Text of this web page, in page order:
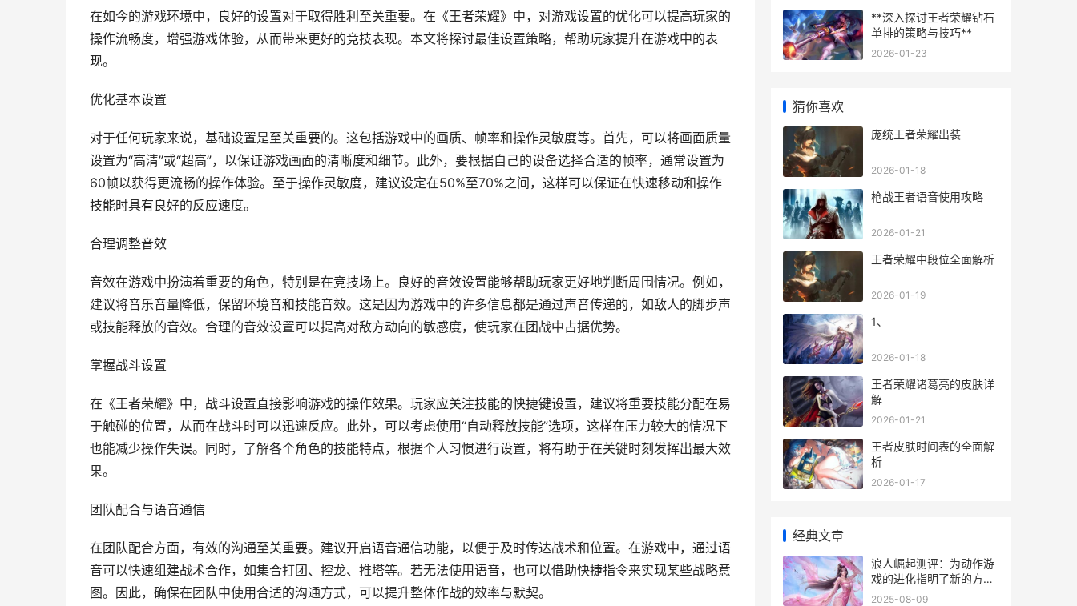
在如今的游戏环境中，良好的设置对于取得胜利至关重要。在《王者荣耀》中，对游戏设置的优化可以提高玩家的
操作流畅度，增强游戏体验，从而带来更好的竞技表现。本文将探讨最佳设置策略，帮助玩家提升在游戏中的表
现。
优化基本设置
对于任何玩家来说，基础设置是至关重要的。这包括游戏中的画质、帧率和操作灵敏度等。首先，可以将画面质量
设置为“高清”或“超高”，以保证游戏画面的清晰度和细节。此外，要根据自己的设备选择合适的帧率，通常设置为
60帧以获得更流畅的操作体验。至于操作灵敏度，建议设定在50%至70%之间，这样可以保证在快速移动和操作
技能时具有良好的反应速度。
合理调整音效
音效在游戏中扮演着重要的角色，特别是在竞技场上。良好的音效设置能够帮助玩家更好地判断周围情况。例如，
建议将音乐音量降低，保留环境音和技能音效。这是因为游戏中的许多信息都是通过声音传递的，如敌人的脚步声
或技能释放的音效。合理的音效设置可以提高对敌方动向的敏感度，使玩家在团战中占据优势。
掌握战斗设置
在《王者荣耀》中，战斗设置直接影响游戏的操作效果。玩家应关注技能的快捷键设置，建议将重要技能分配在易
于触碰的位置，从而在战斗时可以迅速反应。此外，可以考虑使用“自动释放技能”选项，这样在压力较大的情况下
也能减少操作失误。同时，了解各个角色的技能特点，根据个人习惯进行设置，将有助于在关键时刻发挥出最大效
果。
团队配合与语音通信
在团队配合方面，有效的沟通至关重要。建议开启语音通信功能，以便于及时传达战术和位置。在游戏中，通过语
音可以快速组建战术合作，如集合打团、控龙、推塔等。若无法使用语音，也可以借助快捷指令来实现某些战略意
图。因此，确保在团队中使用合适的沟通方式，可以提升整体作战的效率与默契。
**深入探讨王者荣耀钻石
单排的策略与技巧**
2026-01-23
猜你喜欢
庞统王者荣耀出装
2026-01-18
枪战王者语音使用攻略
2026-01-21
王者荣耀中段位全面解析
2026-01-19
1、
2026-01-18
王者荣耀诸葛亮的皮肤详
解
2026-01-21
王者皮肤时间表的全面解
析
2026-01-17
经典文章
浪人崛起测评：为动作游
戏的进化指明了新的方给
狼人的崛起
2025-08-09